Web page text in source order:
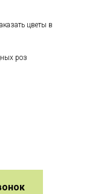
цветы в
роз